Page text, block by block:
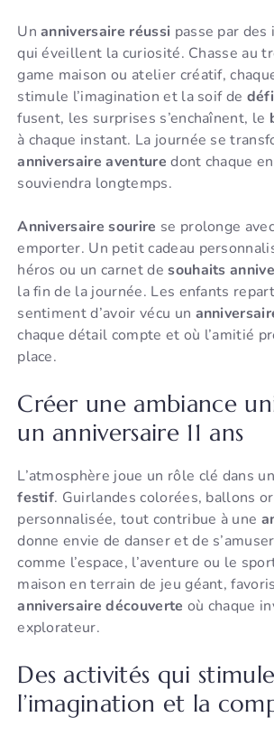
Unanniversaire réussi passe par
qui éveillent la curiosité. Chasse au
game maison ou atelier créatif,
stimule l’imagination et la soif de défi
fusent, les surprises s’enchaînent, le
à chaque instant. La journée se
anniversaire aventure dont chaque
souviendra longtemps.
Anniversaire sourire se prolonge
emporter. Un petit cadeau
héros ou un carnet desouhaits
la fin de la journée. Les enfants
sentiment d’avoir vécu un
chaque détail compte et où l’amitié
place.
Créer une ambiance
un anniversaire 11 ans
L’atmosphère joue un rôle clé dans
festif. Guirlandes colorées, ballons
personnalisée, tout contribue à une
donne envie de danser et de
comme l’espace, l’aventure ou le
maison en terrain de jeu géant,
anniversaire découverte où chaque
explorateur.
Des activités qui
l’imagination et la